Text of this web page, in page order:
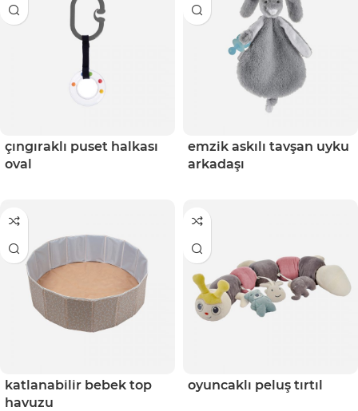
çıngıraklı puset halkası
oval
emzik askılı tavşan uyku
arkadaşı
katlanabilir bebek top
havuzu
oyuncaklı peluş tırtıl